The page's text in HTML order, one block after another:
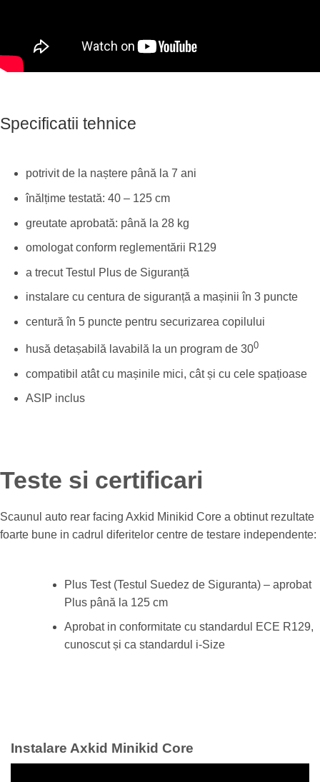
Specificatii tehnice
potrivit de la naștere până la 7 ani
înălțime testată: 40 – 125 cm
greutate aprobată: până la 28 kg
omologat conform reglementării R129
a trecut Testul Plus de Siguranță
instalare cu centura de siguranță a mașinii în 3 puncte
centură în 5 puncte pentru securizarea copilului
husă detașabilă lavabilă la un program de 300
compatibil atât cu mașinile mici, cât și cu cele spațioase
ASIP inclus
Teste si certificari
Scaunul auto rear facing Axkid Minikid Core a obtinut rezultate
foarte bune in cadrul diferitelor centre de testare independente:
Plus Test (Testul Suedez de Siguranta) – aprobat
Plus până la 125 cm
Aprobat in conformitate cu standardul ECE R129,
cunoscut și ca standardul i-Size
Instalare Axkid Minikid Core